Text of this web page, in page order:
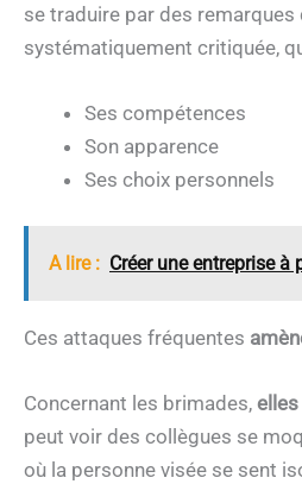
se traduire par des
systématiquement critiquée,
Ses compétences
Son apparence
Ses choix personnels
A lire : Créer une entreprise
Ces attaques fréquentes
Concernant les brimades,
peut voir des collègues se
où la personne visée se sent